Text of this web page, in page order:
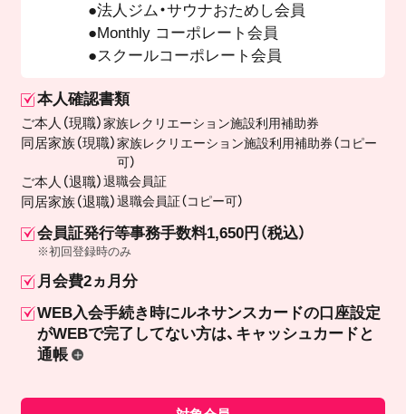
法人ジム・サウナおためし会員
Monthly コーポレート会員
スクールコーポレート会員
本人確認書類
ご本人（現職）家族レクリエーション施設利用補助券
同居家族（現職）家族レクリエーション施設利用補助券（コピー
可）
ご本人（退職）退職会員証
同居家族（退職）退職会員証（コピー可）
会員証発行等事務手数料1,650円（税込）
※初回登録時のみ
月会費2ヵ月分
WEB入会手続き時にルネサンスカードの口座設定
がWEBで完了してない方は、キャッシュカードと
通帳